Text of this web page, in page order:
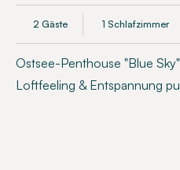
2 Gäste 1 Schlafzimmer
Ostsee-Penthouse "Blue
Loftfeeling & Entspannung